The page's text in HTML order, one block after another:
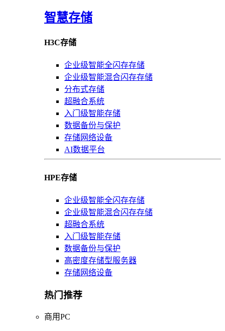
智慧存储
H3C存储
企业级智能全闪存存储
企业级智能混合闪存存储
分布式存储
超融合系统
入门级智能存储
数据备份与保护
存储网络设备
AI数据平台
HPE存储
企业级智能全闪存存储
企业级智能混合闪存存储
超融合系统
入门级智能存储
数据备份与保护
高密度存储型服务器
存储网络设备
热门推荐
商用PC